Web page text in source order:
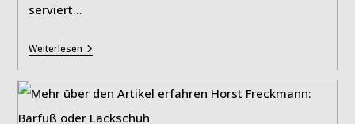
serviert…
WeiterlesenDie
Unendliche
Baustelle